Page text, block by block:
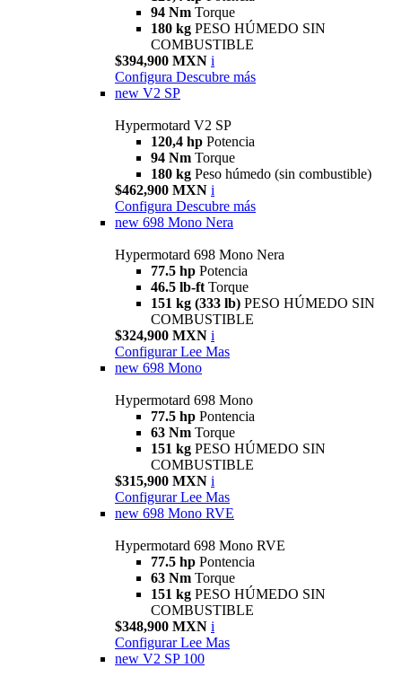
94 Nm Torque
180 kg PESO HÚMEDO SIN
COMBUSTIBLE
$394,900 MXN i
Configura Descubre más
new V2 SP
Hypermotard V2 SP
120,4 hp Potencia
94 Nm Torque
180 kg Peso húmedo (sin combustible)
$462,900 MXN i
Configura Descubre más
new 698 Mono Nera
Hypermotard 698 Mono Nera
77.5 hp Potencia
46.5 lb-ft Torque
151 kg (333 lb) PESO HÚMEDO SIN
COMBUSTIBLE
$324,900 MXN i
Configurar Lee Mas
new 698 Mono
Hypermotard 698 Mono
77.5 hp Pontencia
63 Nm Torque
151 kg PESO HÚMEDO SIN
COMBUSTIBLE
$315,900 MXN i
Configurar Lee Mas
new 698 Mono RVE
Hypermotard 698 Mono RVE
77.5 hp Pontencia
63 Nm Torque
151 kg PESO HÚMEDO SIN
COMBUSTIBLE
$348,900 MXN i
Configurar Lee Mas
new V2 SP 100